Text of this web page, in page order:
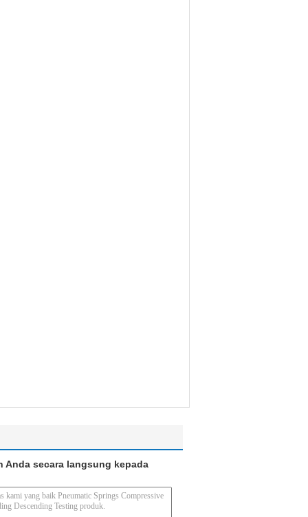
Anda secara langsung kepada